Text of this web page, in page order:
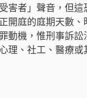
害者」聲音，但
開庭的庭期天數
動機，惟刑事訴
理、社工、醫療